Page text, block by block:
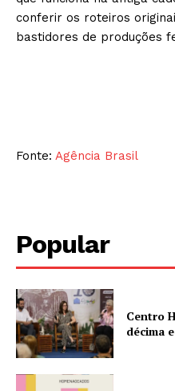
conferir os roteiros
bastidores de produções
Fonte: Agência Brasil
Popular
Centro
décima